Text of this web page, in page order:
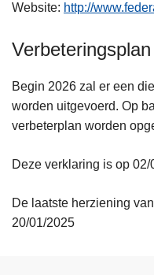
Website: http://
Verbeteringsplan
Begin 2026 zal er een
worden uitgevoerd. Op
verbeterplan worden
Deze verklaring is op
De laatste herziening
20/01/2025